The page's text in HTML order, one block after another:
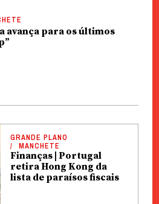
avança para os últimos
GRANDE PLANO
MANCHETE
Finanças | Portugal
retira Hong Kong da
lista de paraísos fiscais